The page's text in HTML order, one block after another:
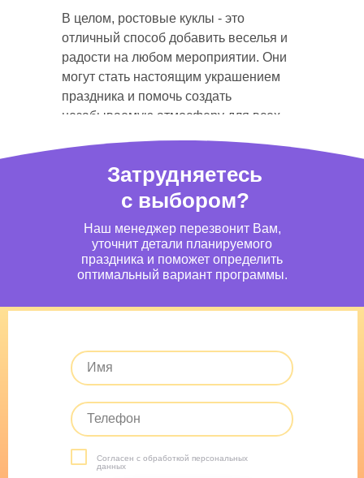
В целом, ростовые куклы - это
отличный способ добавить веселья и
радости на любом мероприятии. Они
могут стать настоящим украшением
праздника и помочь создать
незабываемую атмосферу для всех
Наш менеджер перезвонит Вам,
уточнит детали планируемого
праздника и поможет определить
оптимальный вариант программы.
Затрудняетесь
с выбором?
Согласен с обработкой персональных
данных